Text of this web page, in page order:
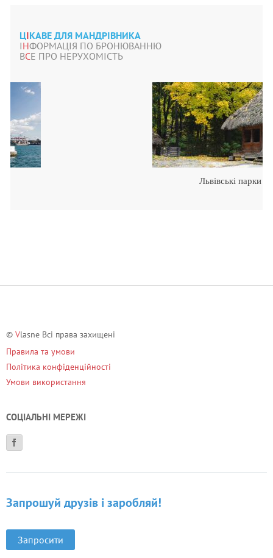
ЦІКАВЕ ДЛЯ МАНДРІВНИКА
ІНФОРМАЦІЯ ПО БРОНЮВАННЮ
ВСЕ ПРО НЕРУХОМІСТЬ
© Vlasne Всі права захищені
Правила та умови
Політика конфіденційності
Умови використання
СОЦІАЛЬНІ МЕРЕЖІ
Запрошуй друзів і заробляй!
Запросити